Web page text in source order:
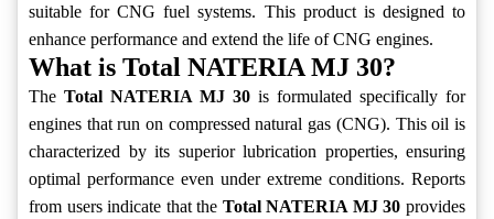
suitable for CNG fuel systems. This product is designed to
enhance performance and extend the life of CNG engines.
What is Total NATERIA MJ 30?
The Total NATERIA MJ 30 is formulated specifically for
engines that run on compressed natural gas (CNG). This oil is
characterized by its superior lubrication properties, ensuring
optimal performance even under extreme conditions. Reports
from users indicate that the Total NATERIA MJ 30 provides